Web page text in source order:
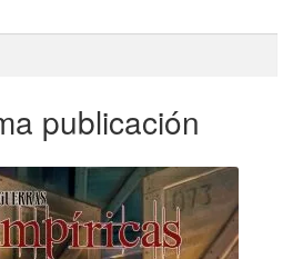
publicación